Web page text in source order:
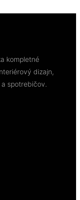
kompletné
dizajn,
spotrebičov.